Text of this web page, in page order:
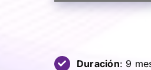
Duración: 9